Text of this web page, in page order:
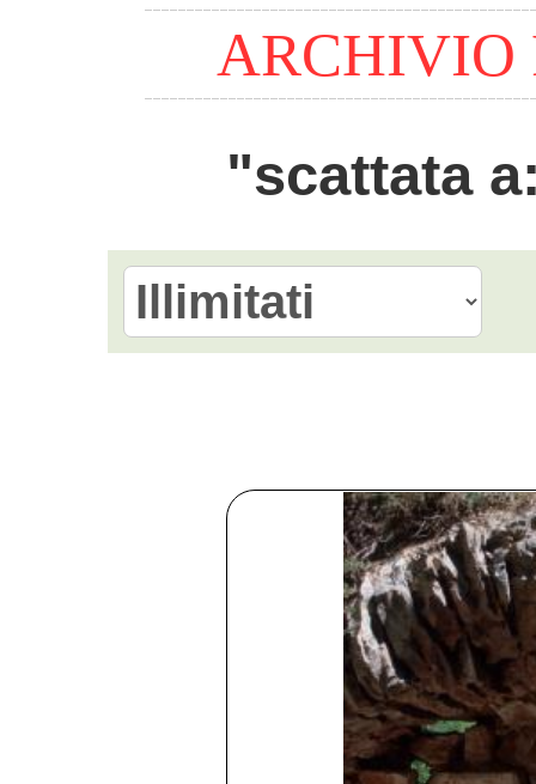
ARCHIVIO
"scattata